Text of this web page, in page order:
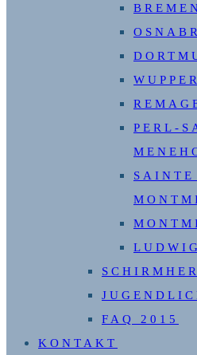
PERL-
SAINTE
FAQ 2015
KONTAKT